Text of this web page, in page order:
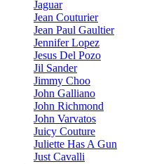
Jaguar
Jean Couturier
Jean Paul Gaultier
Jennifer Lopez
Jesus Del Pozo
Jil Sander
Jimmy Choo
John Galliano
John Richmond
John Varvatos
Juicy Couture
Juliette Has A Gun
Just Cavalli